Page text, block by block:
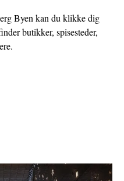
Byen kan du klikke dig
butikker, spisesteder,